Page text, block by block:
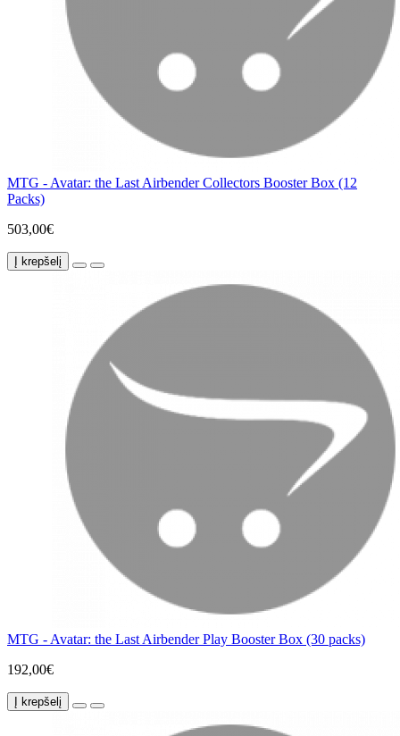
MTG - Avatar: the Last Airbender Collectors Booster Box (12
Packs)
503,00€
Į krepšelį
MTG - Avatar: the Last Airbender Play Booster Box (30 packs)
192,00€
Į krepšelį